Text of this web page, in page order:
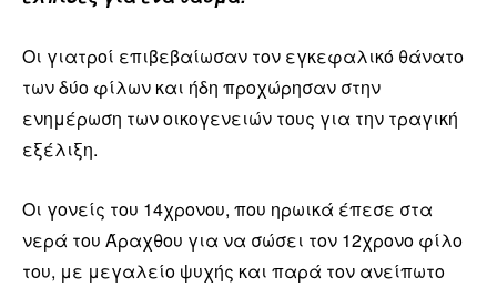
Οι γιατροί επιβεβαίωσαν τον εγκεφαλικό θάνατο
των δύο φίλων και ήδη προχώρησαν στην
ενημέρωση των οικογενειών τους για την τραγική
εξέλιξη.
Οι γονείς του 14χρονου, που ηρωικά έπεσε στα
νερά του Άραχθου για να σώσει τον 12χρονο φίλο
του, με μεγαλείο ψυχής και παρά τον ανείπωτο